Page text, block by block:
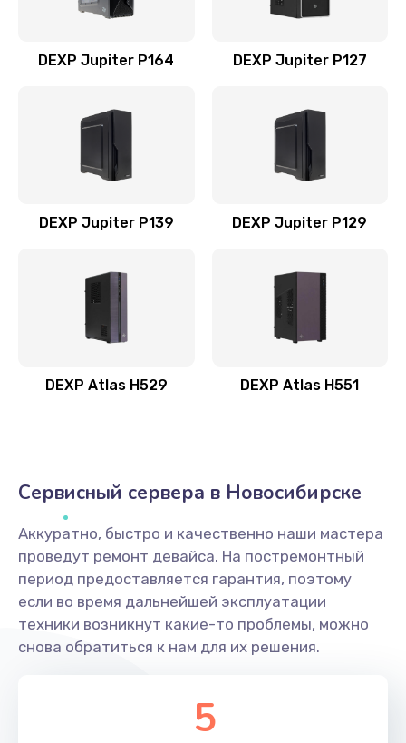
DEXP Jupiter P164 DEXP Jupiter P127
DEXP Jupiter P139 DEXP Jupiter P129
DEXP Atlas H529 DEXP Atlas H551
Сервисный сервера в Новосибирске
Аккуратно, быстро и качественно наши мастера
проведут ремонт девайса. На постремонтный
период предоставляется гарантия, поэтому
если во время дальнейшей эксплуатации
техники возникнут какие-то проблемы, можно
снова обратиться к нам для их решения.
5